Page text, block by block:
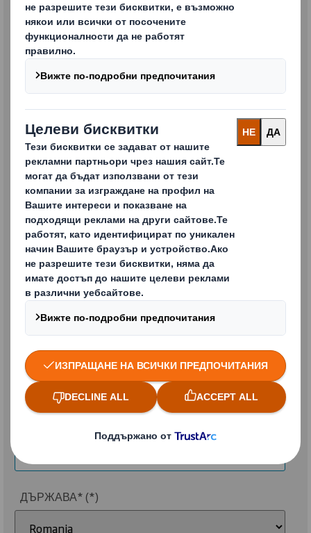
ФАМИЛИЯ*
ФИРМА
ИНДУСТРИЯ*
EMAIL*
ТЕЛЕФОН
ДЪРЖАВА*